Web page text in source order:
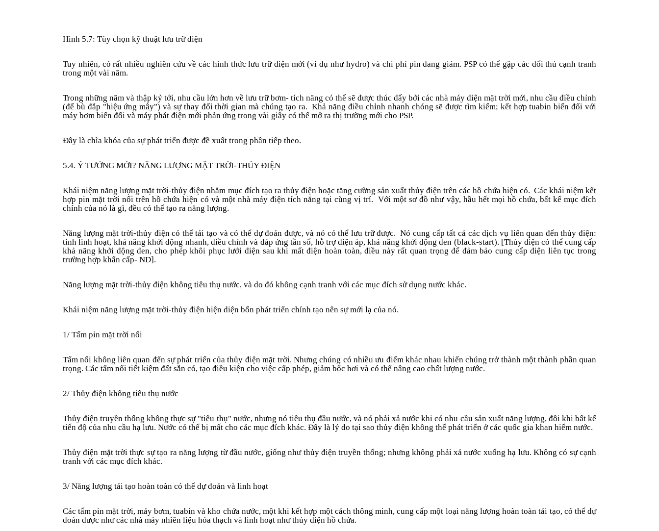
Hình 5.7: Tùy chọn kỹ thuật lưu trữ điện
Tuy nhiên, có rất nhiều nghiên cứu về các hình thức lưu trữ điện mới (ví dụ như hydro) và chi phí pin đang giảm. PSP có thể gặp các đối thủ cạnh tranh
trong một vài năm.
Trong những năm và thập kỷ tới, nhu cầu lớn hơn về lưu trữ bơm- tích năng có thể sẽ được thúc đẩy bởi các nhà máy điện mặt trời mới, nhu cầu điều chỉnh
(để bù đắp "hiệu ứng mây") và sự thay đổi thời gian mà chúng tạo ra. Khả năng điều chỉnh nhanh chóng sẽ được tìm kiếm; kết hợp tuabin biếnđổi với
máy bơm biến đổi và máy phát điện mới phản ứng trong vài giây có thể mở ra thị trường mới cho PSP.
Đây là chìa khóa của sự phát triển được đề xuất trong phần tiếp theo.
5.4. Ý TƯỞNG MỚI? NĂNG LƯỢNG MẶT TRỜI-THỦY ĐIỆN
Khái niệm năng lượng mặt trời-thủy điện nhằm mục đích tạo ra thủy điện hoặc tăng cường sản xuất thủy điện trên các hồ chứa hiện có. Các khái niệm kết
hợp pin mặt trời nổi trên hồ chứa hiện có và một nhà máy điện tích năng tại cùng vị trí. Với một sơ đồ như vậy, hầu hết mọi hồ chứa, bất kể mục đích
chính của nó là gì, đều có thể tạo ra năng lượng.
Năng lượng mặt trời-thủy điện có thể tái tạo và có thể dự đoán được, và nó có thể lưu trữđược. Nó cung cấp tất cả các dịch vụ liên quan đến thủy điện:
tính linh hoạt, khả năng khởi động nhanh, điều chỉnh và đáp ứng tần số, hỗ trợ điện áp, khả năng khởi động đen (black-start). [Thủy điện có thể cung cấp
khả năng khởi động đen, cho phép khôi phục lưới điện sau khi mất điện hoàn toàn, điều này rất quan trọng để đảm bảo cung cấp điện liên tục trong
trường hợp khẩn cấp- ND].
Năng lượng mặt trời-thủy điện không tiêu thụ nước, và do đó không cạnh tranh với các mục đích sử dụng nước khác.
Khái niệm năng lượng mặt trời-thủy điện hiện diện bốn phát triển chính tạo nên sự mới lạ của nó.
1/ Tấm pin mặt trời nổi
Tấm nổi khôngliên quan đếnsự phát triển của thủy điện mặt trời. Nhưng chúng có nhiều ưu điểm khác nhau khiến chúng trở thành một thành phần quan
trọng. Các tấm nổi tiết kiệm đất sẵn có, tạo điều kiện cho việc cấp phép, giảm bốc hơi và có thể nâng cao chất lượng nước.
2/ Thủy điện không tiêu thụ nước
Thủy điện truyền thống không thực sự "tiêu thụ" nước, nhưng nó tiêu thụ đầu nước, và nó phải xả nước khi có nhu cầu sản xuất năng lượng, đôi khi bất kể
tiến độ của nhu cầu hạ lưu. Nước có thể bị mất cho các mục đích khác. Đây là lý do tại sao thủy điện không thể phát triển ở các quốc gia khan hiếm nước.
Thủy điện mặt trời thực sự tạo ra năng lượng từ đầu nước, giống như thủy điện truyền thống; nhưng không phải xả nước xuống hạ lưu. Không có sự cạnh
tranh với các mục đích khác.
3/ Năng lượng tái tạo hoàn toàn có thể dự đoán và linh hoạt
Các tấm pin mặt trời, máy bơm, tuabin và kho chứa nước, một khi kết hợp một cách thông minh, cung cấp một loại năng lượng hoàn toàn tái tạo, có thể dự
đoán được như các nhà máy nhiên liệu hóa thạch và linh hoạt như thủy điện hồ chứa.